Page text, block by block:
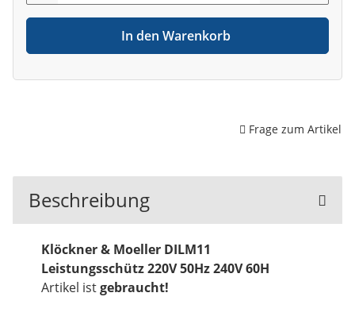
In den Warenkorb
Frage zum Artikel
Beschreibung
Klöckner & Moeller DILM11
Leistungsschütz 220V 50Hz 240V 60H
Artikel istgebraucht!